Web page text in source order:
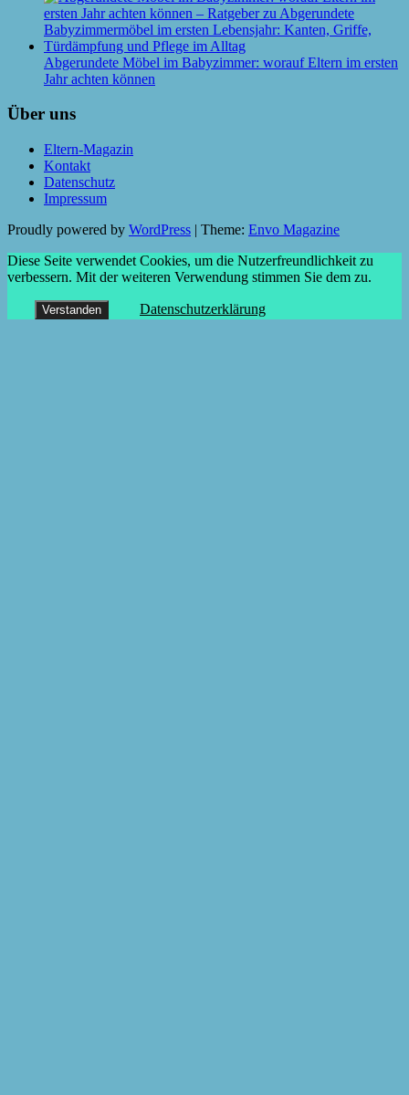
Abgerundete Möbel im Babyzimmer: worauf Eltern im ersten
Jahr achten können
Über uns
Eltern-Magazin
Kontakt
Datenschutz
Impressum
Proudly powered by WordPress | Theme: Envo Magazine
Diese Seite verwendet Cookies, um die Nutzerfreundlichkeit zu
verbessern. Mit der weiteren Verwendung stimmen Sie dem zu.
Verstanden Datenschutzerklärung